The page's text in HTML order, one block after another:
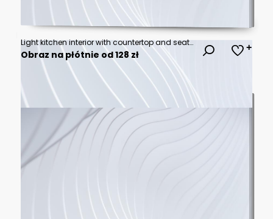
Light kitchen interior with countertop and seats, shelves and kitchenware, window
Obraz na płótnie od 128 zł